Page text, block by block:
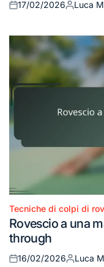
Posted
17/02/2026
Posted
Luca
Posted
in
Tecniche di colpi di
Rovescio a una
through
Posted
16/02/2026
Posted
Luca